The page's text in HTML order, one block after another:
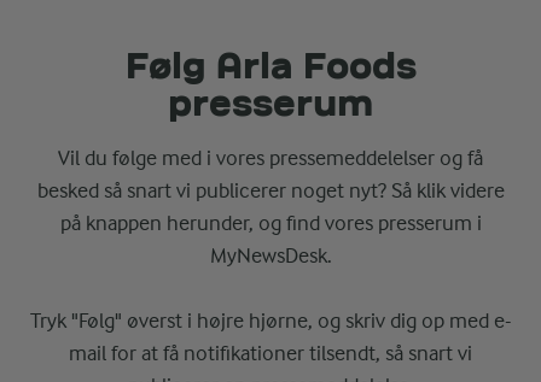
Følg Arla Foods
presserum
Vil du følge med i vores pressemeddelelser og få
besked så snart vi publicerer noget nyt? Så klik videre
på knappen herunder, og find vores presserum i
MyNewsDesk.
Tryk "Følg" øverst i højre hjørne, og skriv dig op med e-
mail for at få notifikationer tilsendt, så snart vi